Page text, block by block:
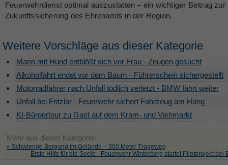
Feuerwehrdienst optimal auszustatten – ein wichtiger Beitrag zur
Zukunftssicherung des Ehrenamts in der Region.
Weitere Vorschläge aus dieser Kategorie
Mann mit Hund entblößt sich vor Frau - Zeugen gesucht
Alkoholfahrt endet vor dem Baum - Führerschein sichergestellt
Motorradfahrer nach Unfall tödlich verletzt - BMW fährt weiter
Unfall bei Fritzlar - Feuerwehr sichert Fahrzeug am Hang
KI-Bürgertour zu Gast auf dem Kram- und Viehmarkt
Mehr aus dieser Kategorie:
« Schwierige Bergung im Gelände – 300 Meter Trageweg
Erste Hilfe für die Seele - Feuerwehr Winterberg startet Pilotprojekt bei